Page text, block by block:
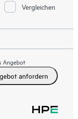
Vergleichen
Angebot
anfordern